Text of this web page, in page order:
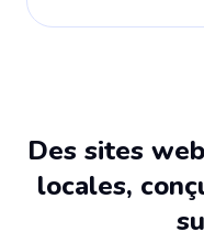
Des sites
locales,